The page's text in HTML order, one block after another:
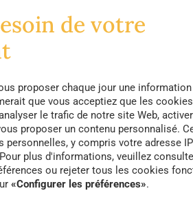
de concevoir et
de votre
proposer chaque jour une
que vous acceptiez que les
le trafic de notre site Web,
proposer un contenu personnalisé.
y compris votre adresse
plus d'informations, veuillez
ou rejeter tous les cookies
«Configurer les préférences».